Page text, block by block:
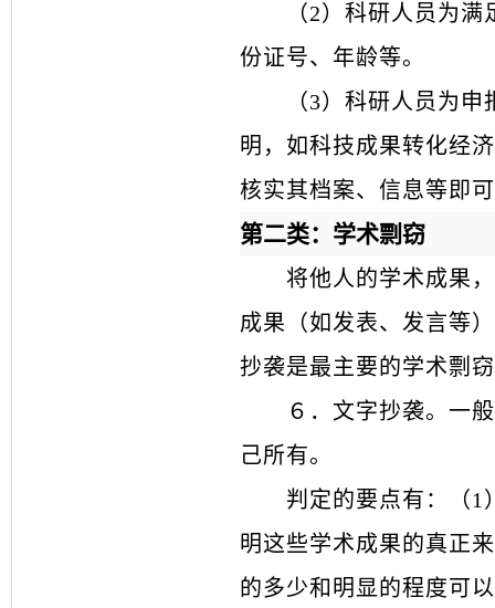
（2）科研人员为满
份证号、年龄等。
（3）科研人员为申
明，如科技成果转化经
核实其档案、信息等即
第二类：学术剽窃
将他人的学术成果
成果（如发表、发言等
抄袭是最主要的学术剽
６． 文字抄袭。一
己所有。
判定的要点有：（1
明这些学术成果的真正
的多少和明显的程度可